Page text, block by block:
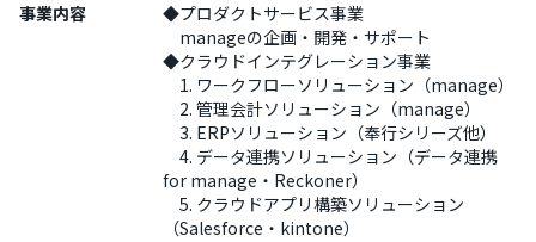
事業内容
◆プロダクトサービス事業
manageの企画・開発・サポート
◆クラウドインテグレーション事業
1. ワークフローソリューション（manage）
2. 管理会計ソリューション（manage）
3. ERPソリューション（奉行シリーズ他）
4. データ連携ソリューション（データ連携
for manage・Reckoner）
5. クラウドアプリ構築ソリューション
（Salesforce・kintone）